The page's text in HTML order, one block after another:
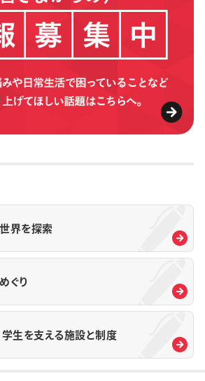
界を探索
ぐり
生を支える施設と制度